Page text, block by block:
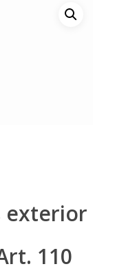
exterior
110